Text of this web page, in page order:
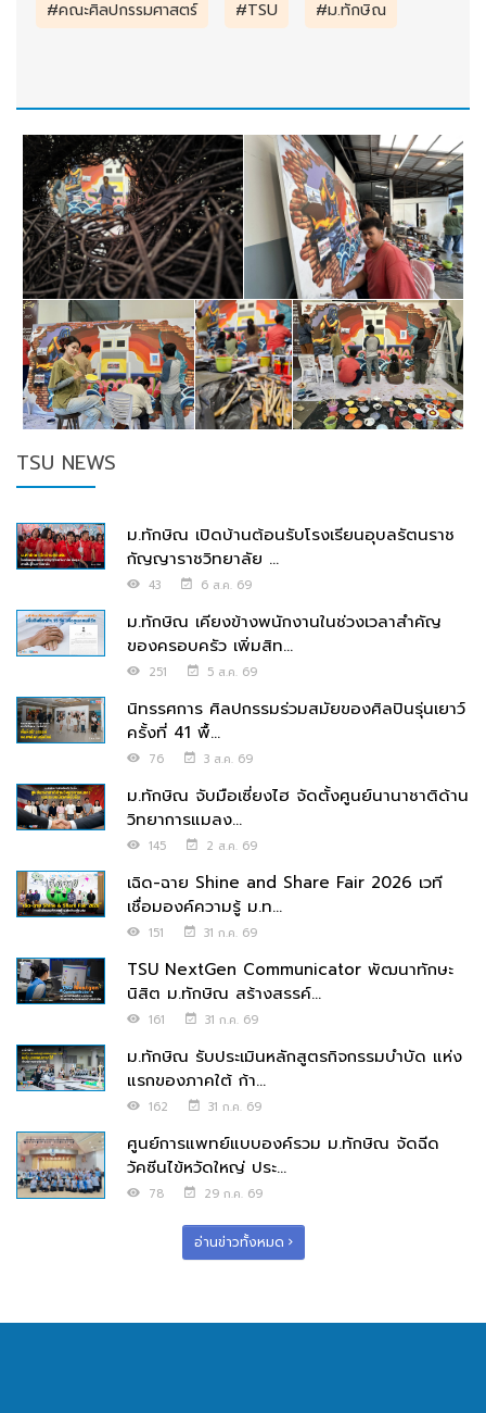
#คณะศิลปกรรมศาสตร์ #TSU #ม.ทักษิณ
TSU NEWS
ม.ทักษิณ เปิดบ้านต้อนรับโรงเรียนอุบลรัตนราช
กัญญาราชวิทยาลัย ...
43 6 ส.ค. 69
ม.ทักษิณ เคียงข้างพนักงานในช่วงเวลาสำคัญ
ของครอบครัว เพิ่มสิท...
251 5 ส.ค. 69
นิทรรศการ ศิลปกรรมร่วมสมัยของศิลปินรุ่นเยาว์
ครั้งที่ 41 พื้...
76 3 ส.ค. 69
ม.ทักษิณ จับมือเซี่ยงไฮ จัดตั้งศูนย์นานาชาติด้าน
วิทยาการแมลง...
145 2 ส.ค. 69
เฉิด-ฉาย Shine and Share Fair 2026 เวที
เชื่อมองค์ความรู้ ม.ท...
151 31 ก.ค. 69
TSU NextGen Communicator พัฒนาทักษะ
นิสิต ม.ทักษิณ สร้างสรรค์...
161 31 ก.ค. 69
ม.ทักษิณ รับประเมินหลักสูตรกิจกรรมบำบัด แห่ง
แรกของภาคใต้ ก้า...
162 31 ก.ค. 69
ศูนย์การแพทย์แบบองค์รวม ม.ทักษิณ จัดฉีด
วัคซีนไข้หวัดใหญ่ ประ...
78 29 ก.ค. 69
อ่านข่าวทั้งหมด